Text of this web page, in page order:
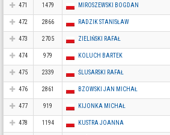
471 1479 MIROSZEWSKI BOGDAN
472 2866 RADZIK STANISŁAW
473 2705 ZIELIŃSKI RAFAŁ
474 979 KOLUCH BARTEK
475 2339 ŚLUSARSKI RAFAŁ
476 2861 BZOWSKI JAN MICHAŁ
477 919 KIJONKA MICHAŁ
478 1194 KUSTRA JOANNA